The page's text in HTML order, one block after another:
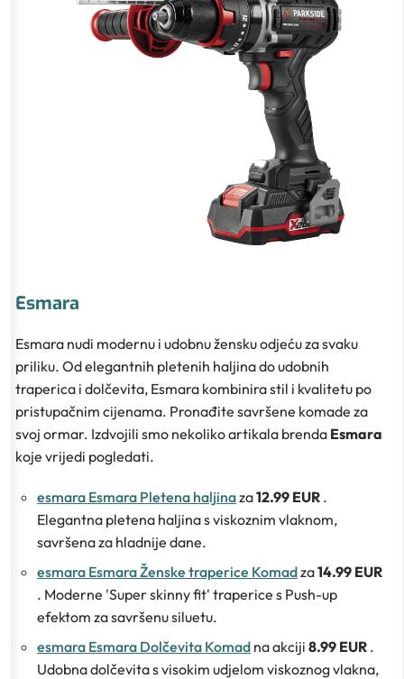
Esmara
Esmara nudi modernu i udobnu žensku odjeću za svaku
priliku. Od elegantnih pletenih haljina do udobnih
traperica i dolčevita, Esmara kombinira stil i kvalitetu po
pristupačnim cijenama. Pronađite savršene komade za
svoj ormar. Izdvojili smo nekoliko artikala brenda Esmara
koje vrijedi pogledati.
esmara Esmara Pletena haljinaza12.99 EUR .
Elegantna pletena haljina s viskoznim vlaknom,
savršena za hladnije dane.
esmara Esmara Ženske traperice Komadza14.99 EUR
. Moderne 'Super skinny fit' traperice s Push-up
efektom za savršenu siluetu.
esmara Esmara Dolčevita Komad na akciji 8.99 EUR .
Udobna dolčevita s visokim udjelom viskoznog vlakna,